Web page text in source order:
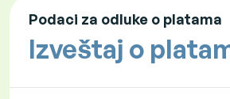
Podaci za odluke o platama
Izveštaj o